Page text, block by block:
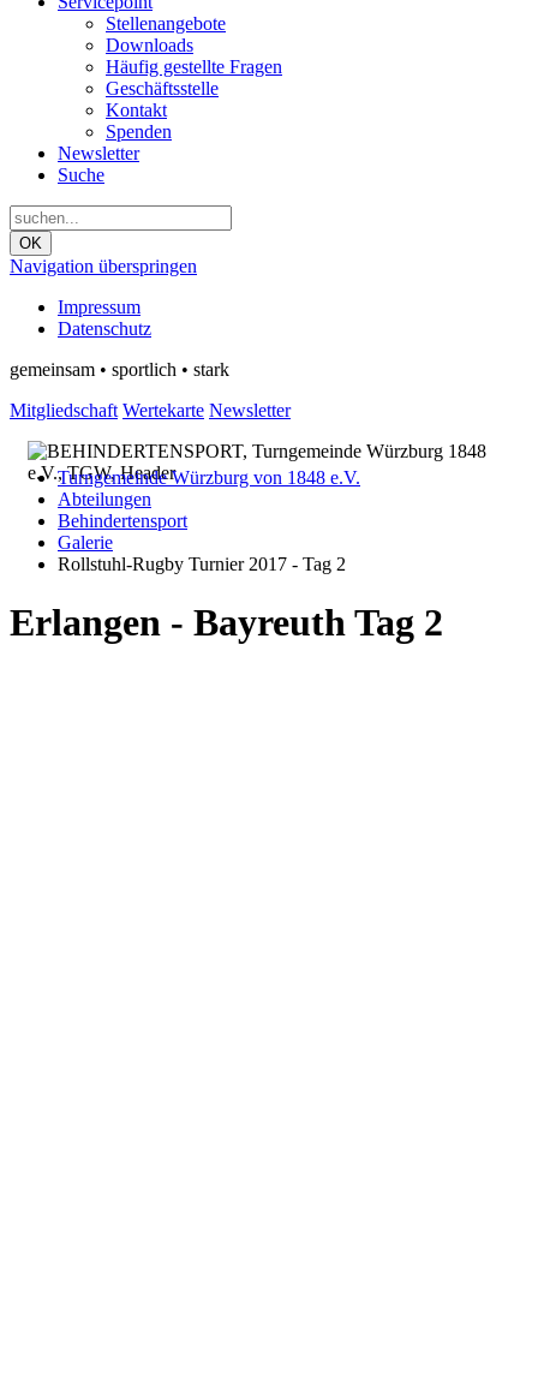
Stellenangebote
Downloads
Häufig gestellte Fragen
Geschäftsstelle
Kontakt
Spenden
Newsletter
Suche
OK
Navigation überspringen
Impressum
Datenschutz
gemeinsam • sportlich • stark
Mitgliedschaft Wertekarte Newsletter
Turngemeinde Würzburg von 1848 e.V.
Abteilungen
Behindertensport
Galerie
Rollstuhl-Rugby Turnier 2017 - Tag 2
Erlangen - Bayreuth Tag 2